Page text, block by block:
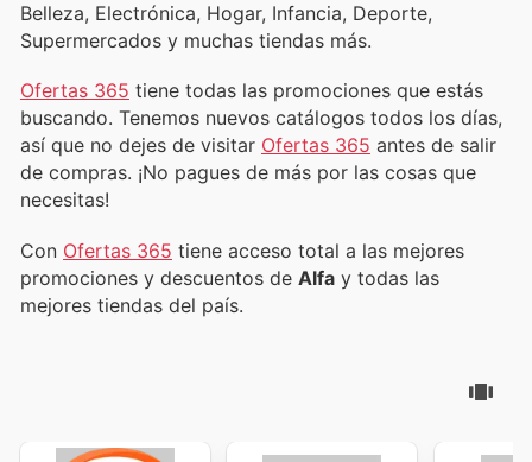
Belleza, Electrónica, Hogar, Infancia, Deporte,
Supermercados y muchas tiendas más.
Ofertas 365 tiene todas las promociones que estás
buscando. Tenemos nuevos catálogos todos los días,
así que no dejes de visitar Ofertas 365 antes de salir
de compras. ¡No pagues de más por las cosas que
necesitas!
Con Ofertas 365 tiene acceso total a las mejores
promociones y descuentos de Alfa y todas las
mejores tiendas del país.